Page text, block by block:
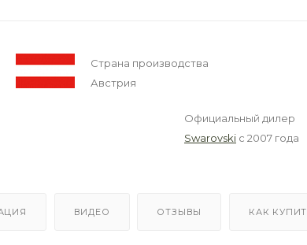
Страна производства
Австрия
Официальный дилер
Swarovski с 2007 года
ВИДЕО ОТЗЫВЫ КАК